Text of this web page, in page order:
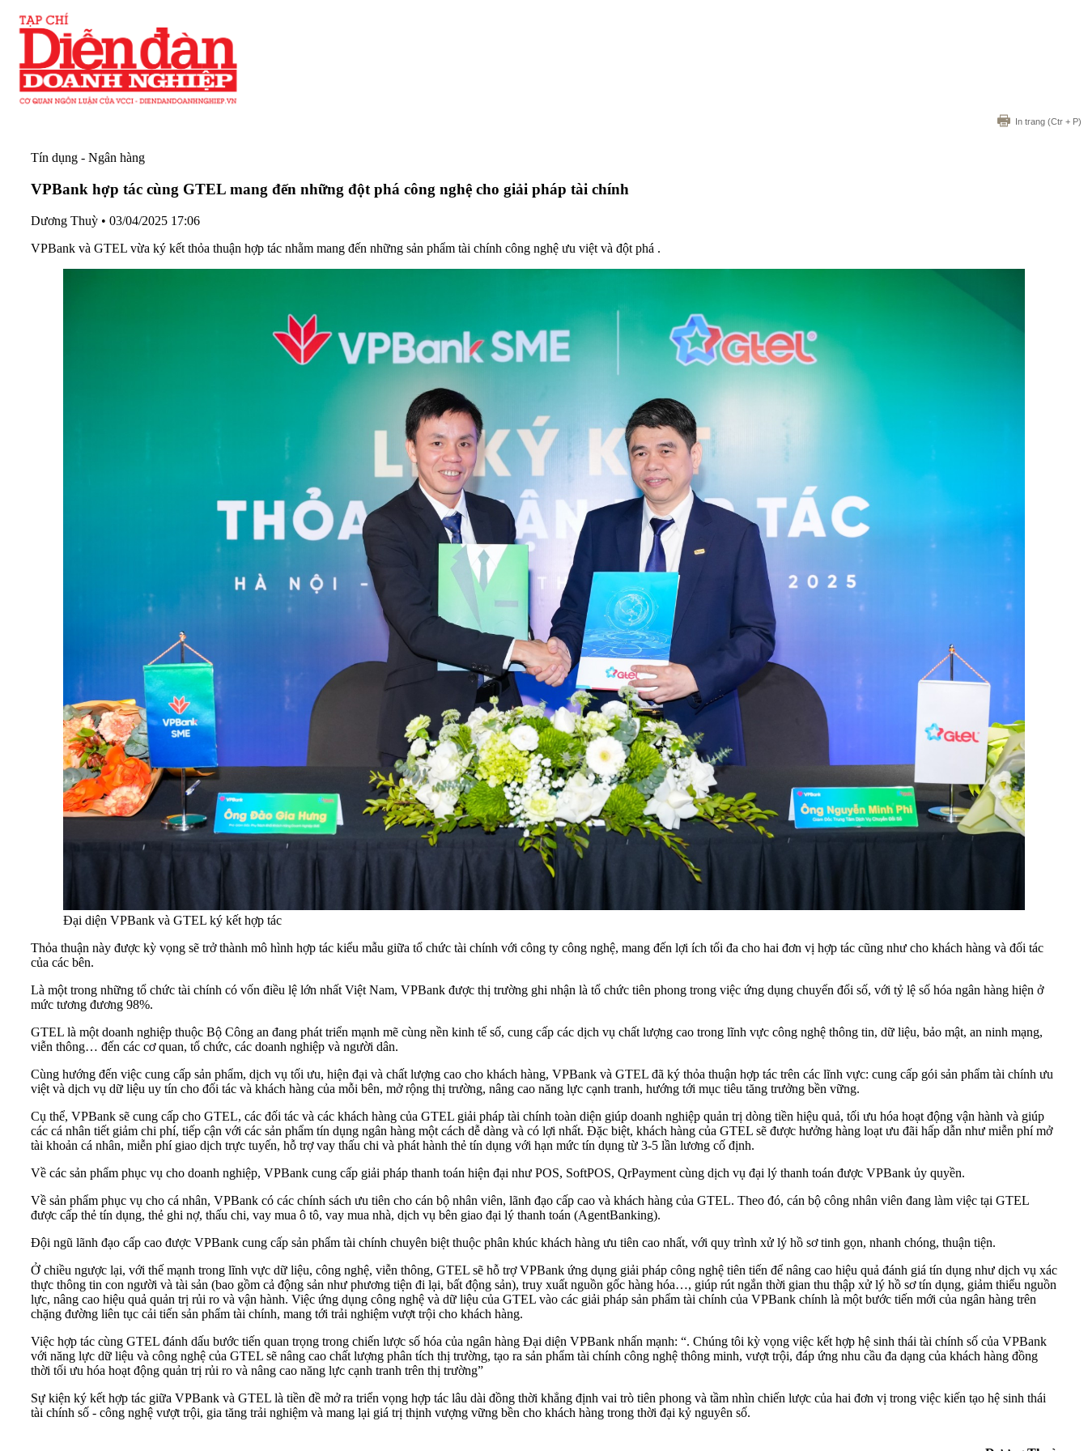
In trang (Ctr + P)
Tín dụng - Ngân hàng
VPBank hợp tác cùng GTEL mang đến những đột phá công nghệ cho giải pháp tài chính
Dương Thuỳ • 03/04/2025 17:06
VPBank và GTEL vừa ký kết thỏa thuận hợp tác nhằm mang đến những sản phẩm tài chính công nghệ ưu việt và đột phá .
Đại diện VPBank và GTEL ký kết hợp tác
Thỏa thuận này được kỳ vọng sẽ trở thành mô hình hợp tác kiểu mẫu giữa tổ chức tài chính với công ty công nghệ, mang đến lợi ích tối đa cho hai đơn vị hợp tác cũng như cho khách hàng và đối tác
của các bên.
Là một trong những tổ chức tài chính có vốn điều lệ lớn nhất Việt Nam, VPBank được thị trường ghi nhận là tổ chức tiên phong trong việc ứng dụng chuyển đổi số, với tỷ lệ số hóa ngân hàng hiện ở
mức tương đương 98%.
GTEL là một doanh nghiệp thuộc Bộ Công an đang phát triển mạnh mẽ cùng nền kinh tế số, cung cấp các dịch vụ chất lượng cao trong lĩnh vực công nghệ thông tin, dữ liệu, bảo mật, an ninh mạng,
viễn thông… đến các cơ quan, tổ chức, các doanh nghiệp và người dân.
Cùng hướng đến việc cung cấp sản phẩm, dịch vụ tối ưu, hiện đại và chất lượng cao cho khách hàng, VPBank và GTEL đã ký thỏa thuận hợp tác trên các lĩnh vực: cung cấp gói sản phẩm tài chính ưu
việt và dịch vụ dữ liệu uy tín cho đối tác và khách hàng của mỗi bên, mở rộng thị trường, nâng cao năng lực cạnh tranh, hướng tới mục tiêu tăng trưởng bền vững.
Cụ thể, VPBank sẽ cung cấp cho GTEL, các đối tác và các khách hàng của GTEL giải pháp tài chính toàn diện giúp doanh nghiệp quản trị dòng tiền hiệu quả, tối ưu hóa hoạt động vận hành và giúp
các cá nhân tiết giảm chi phí, tiếp cận với các sản phẩm tín dụng ngân hàng một cách dễ dàng và có lợi nhất. Đặc biệt, khách hàng của GTEL sẽ được hưởng hàng loạt ưu đãi hấp dẫn như miễn phí mở
tài khoản cá nhân, miễn phí giao dịch trực tuyến, hỗ trợ vay thấu chi và phát hành thẻ tín dụng với hạn mức tín dụng từ 3-5 lần lương cố định.
Về các sản phẩm phục vụ cho doanh nghiệp, VPBank cung cấp giải pháp thanh toán hiện đại như POS, SoftPOS, QrPayment cùng dịch vụ đại lý thanh toán được VPBank ủy quyền.
Về sản phẩm phục vụ cho cá nhân, VPBank có các chính sách ưu tiên cho cán bộ nhân viên, lãnh đạo cấp cao và khách hàng của GTEL. Theo đó, cán bộ công nhân viên đang làm việc tại GTEL
được cấp thẻ tín dụng, thẻ ghi nợ, thấu chi, vay mua ô tô, vay mua nhà, dịch vụ bên giao đại lý thanh toán (AgentBanking).
Đội ngũ lãnh đạo cấp cao được VPBank cung cấp sản phẩm tài chính chuyên biệt thuộc phân khúc khách hàng ưu tiên cao nhất, với quy trình xử lý hồ sơ tinh gọn, nhanh chóng, thuận tiện.
Ở chiều ngược lại, với thế mạnh trong lĩnh vực dữ liệu, công nghệ, viễn thông, GTEL sẽ hỗ trợ VPBank ứng dụng giải pháp công nghệ tiên tiến để nâng cao hiệu quả đánh giá tín dụng như dịch vụ xác
thực thông tin con người và tài sản (bao gồm cả động sản như phương tiện đi lại, bất động sản), truy xuất nguồn gốc hàng hóa…, giúp rút ngắn thời gian thu thập xử lý hồ sơ tín dụng, giảm thiểu nguồn
lực, nâng cao hiệu quả quản trị rủi ro và vận hành. Việc ứng dụng công nghệ và dữ liệu của GTEL vào các giải pháp sản phẩm tài chính của VPBank chính là một bước tiến mới của ngân hàng trên
chặng đường liên tục cải tiến sản phẩm tài chính, mang tới trải nghiệm vượt trội cho khách hàng.
Việc hợp tác cùng GTEL đánh dấu bước tiến quan trọng trong chiến lược số hóa của ngân hàng Đại diện VPBank nhấn mạnh: “. Chúng tôi kỳ vọng việc kết hợp hệ sinh thái tài chính số của VPBank
với năng lực dữ liệu và công nghệ của GTEL sẽ nâng cao chất lượng phân tích thị trường, tạo ra sản phẩm tài chính công nghệ thông minh, vượt trội, đáp ứng nhu cầu đa dạng của khách hàng đồng
thời tối ưu hóa hoạt động quản trị rủi ro và nâng cao năng lực cạnh tranh trên thị trường”
Sự kiện ký kết hợp tác giữa VPBank và GTEL là tiền đề mở ra triển vọng hợp tác lâu dài đồng thời khẳng định vai trò tiên phong và tầm nhìn chiến lược của hai đơn vị trong việc kiến tạo hệ sinh thái
tài chính số - công nghệ vượt trội, gia tăng trải nghiệm và mang lại giá trị thịnh vượng vững bền cho khách hàng trong thời đại kỷ nguyên số.